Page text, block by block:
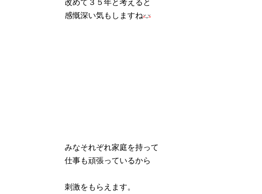
感慨深い気もしますね
みなそれぞれ家庭を持って
仕事も頑張っているから
刺激をもらえます。